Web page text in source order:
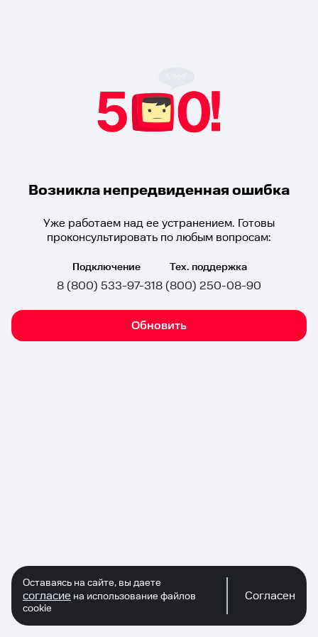
Возникла непредвиденная ошибка
Уже работаем над ее устранением. Готовы
проконсультировать по любым вопросам:
Подключение
8 (800) 533-97-31
Тех. поддержка
8 (800) 250-08-90
Обновить
Оставаясь на сайте, вы даете
согласие на использование файлов
cookie
Согласен